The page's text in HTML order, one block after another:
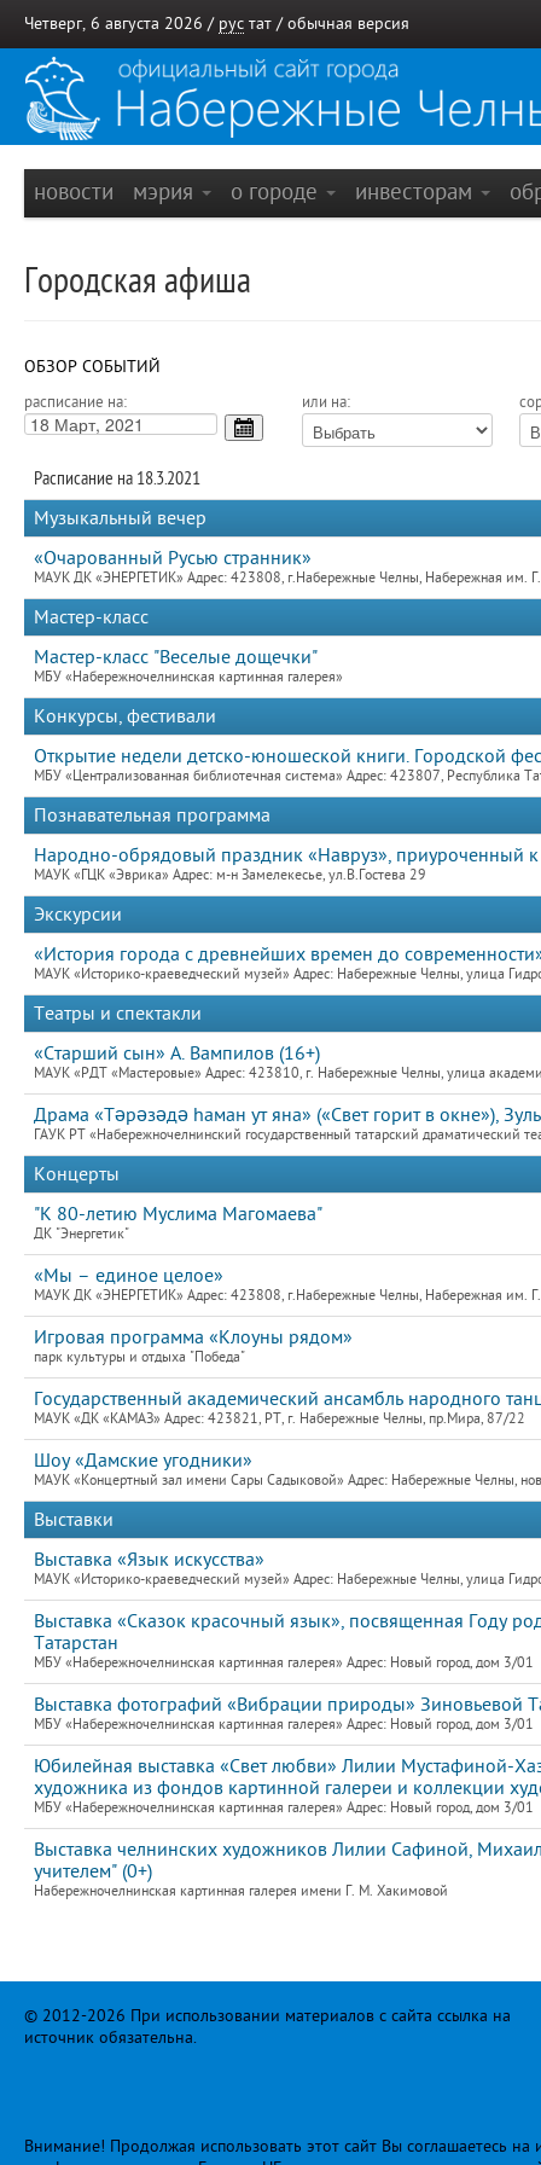
Четверг, 6 августа 2026 / рус тат / обычная версия
новости мэрия о городе инвесторам
Городская афиша
ОБЗОР СОБЫТИЙ
расписание на: или на:
Расписание на 18.3.2021
Музыкальный вечер
«Очарованный Русью странник»
МАУК ДК «ЭНЕРГЕТИК» Адрес: 423808, г.Набережные Челны, Набережная им.
Мастер-класс
Мастер-класс "Веселые дощечки"
МБУ «Набережночелнинская картинная галерея»
Конкурсы, фестивали
Открытие недели детско-юношеской книги. Городской
МБУ «Централизованная библиотечная система» Адрес: 423807,
Познавательная программа
Народно-обрядовый праздник «Навруз», приуроченный
МАУК «ГЦК «Эврика» Адрес: м-н Замелекесье, ул.В.Гостева 29
Экскурсии
«История города с древнейших времен до
МАУК «Историко-краеведческий музей» Адрес: Набережные Челны, улица
Театры и спектакли
«Старший сын» А. Вампилов (16+)
МАУК «РДТ «Мастеровые» Адрес: 423810, г. Набережные Челны, улица
Драма «Тәрәзәдә hаман ут яна» («Свет горит в окне»),
ГАУК РТ «Набережночелнинский государственный татарский драматический
Концерты
"К 80-летию Муслима Магомаева"
ДК "Энергетик"
«Мы – единое целое»
МАУК ДК «ЭНЕРГЕТИК» Адрес: 423808, г.Набережные Челны, Набережная им.
Игровая программа «Клоуны рядом»
парк культуры и отдыха "Победа"
Государственный академический ансамбль народного
МАУК «ДК «КАМАЗ» Адрес: 423821, РТ, г. Набережные Челны, пр.Мира, 87/22
Шоу «Дамские угодники»
МАУК «Концертный зал имени Сары Садыковой» Адрес: Набережные Челны,
Выставки
Выставка «Язык искусства»
МАУК «Историко-краеведческий музей» Адрес: Набережные Челны, улица
Выставка «Сказок красочный язык», посвященная Году
Татарстан
МБУ «Набережночелнинская картинная галерея» Адрес: Новый город, дом 3/01
Выставка фотографий «Вибрации природы» Зиновьевой
МБУ «Набережночелнинская картинная галерея» Адрес: Новый город, дом 3/01
Юбилейная выставка «Свет любви» Лилии Мустафиной-
художника из фондов картинной галереи и коллекции
МБУ «Набережночелнинская картинная галерея» Адрес: Новый город, дом 3/01
Выставка челнинских художников Лилии Сафиной,
учителем" (0+)
Набережночелнинская картинная галерея имени Г. М. Хакимовой
© 2012-2026 При использовании материалов с сайта ссылка на
источник обязательна.
Внимание! Продолжая использовать этот сайт Вы соглашаетесь